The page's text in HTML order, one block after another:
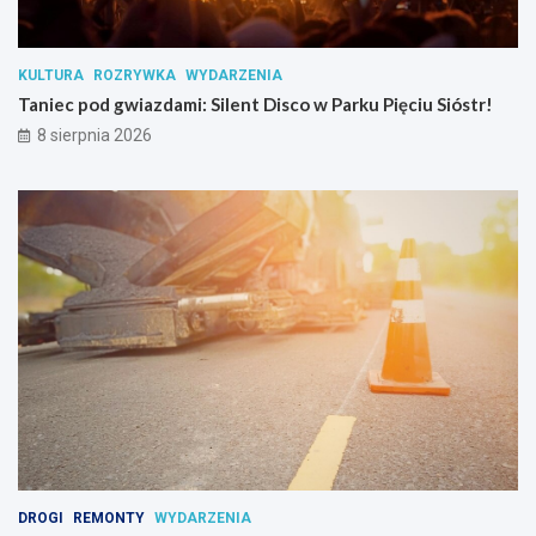
c
j
i
y
c
h
o
k
t
y
n
y
c
h
KULTURA ROZRYWKA WYDARZENIA
Taniec pod gwiazdami: Silent Disco w Parku Pięciu Sióstr!
8 sierpnia 2026
DROGI REMONTY WYDARZENIA